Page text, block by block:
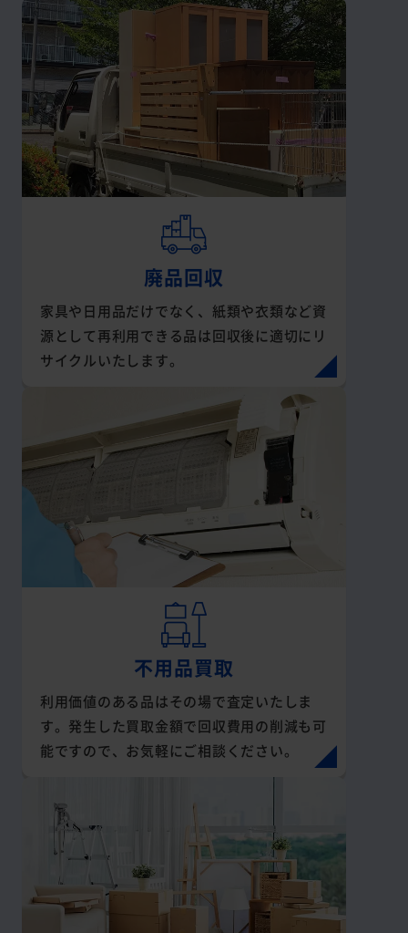
廃品回収
家具や日用品だけでなく、紙類や衣類など資
源として再利用できる品は回収後に適切にリ
サイクルいたします。
不用品買取
利用価値のある品はその場で査定いたしま
す。発生した買取金額で回収費用の削減も可
能ですので、お気軽にご相談ください。